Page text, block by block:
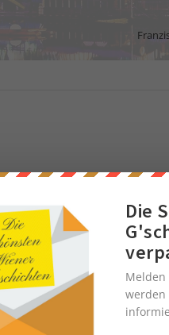
Die
Melden
werden